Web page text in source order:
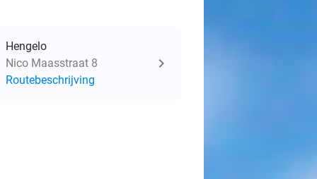
Hengelo
Nico Maasstraat 8
Routebeschrijving